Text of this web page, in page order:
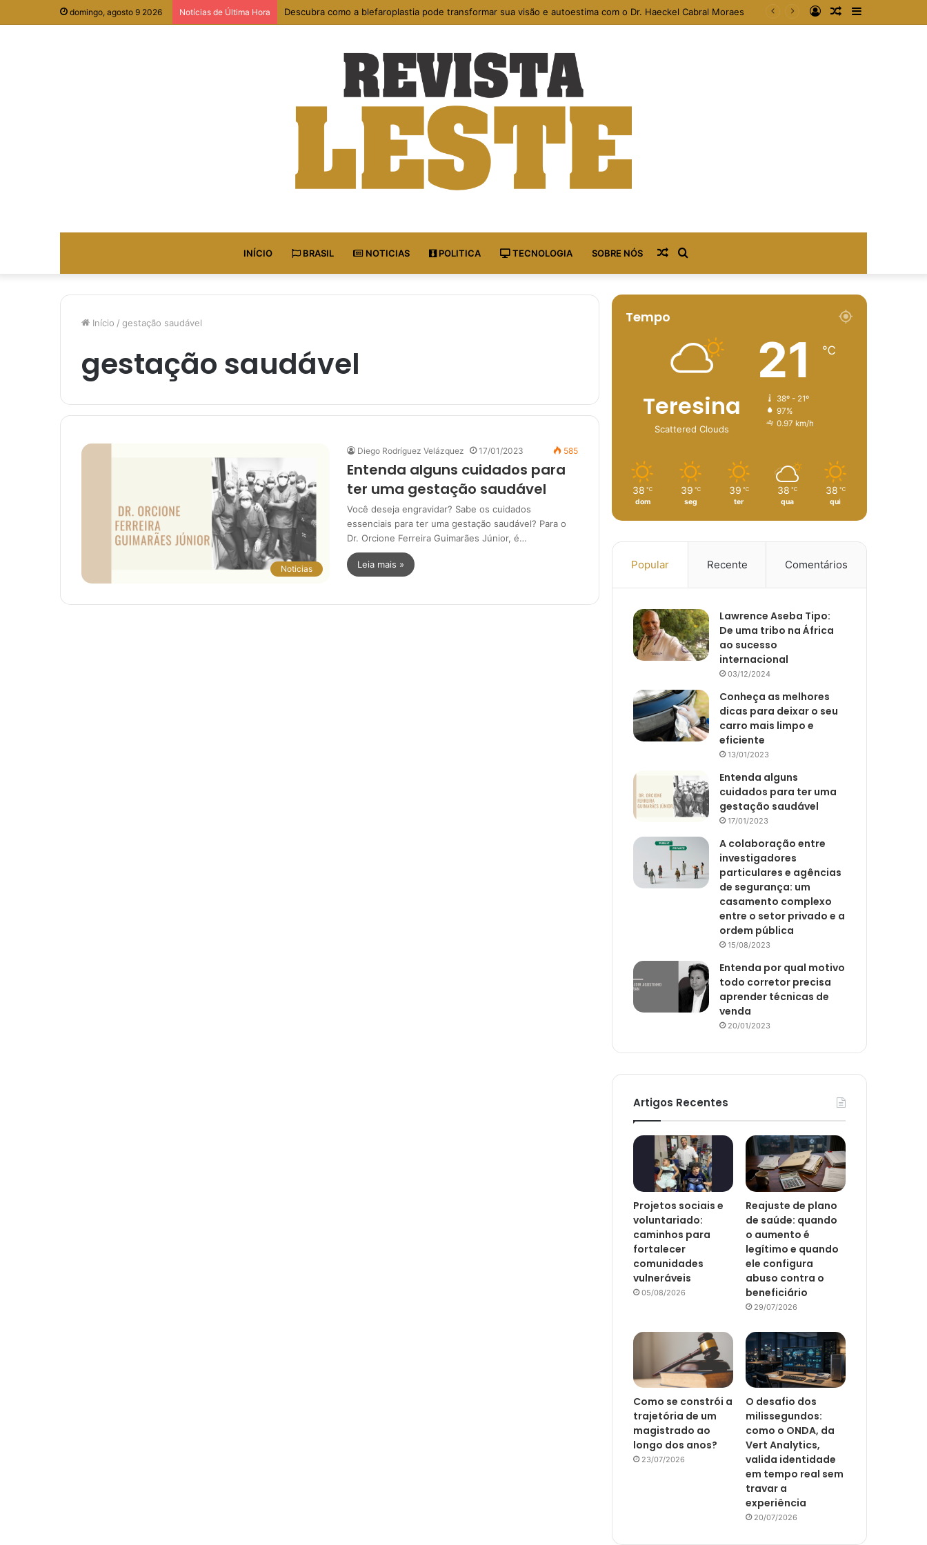
domingo, agosto 9 2026 Notícias de Última Hora Descubra como a blefaroplastia pode transformar sua visão e autoestima com o Dr. Haeckel Cabral Moraes
Artigo
Entrar
INÍCIO BRASIL NOTICIAS POLITICA TECNOLOGIA SOBRE NÓS
por
Artigo
aleatório
Início / gestação saudável
gestação saudável
Noticias
Diego Rodríguez Velázquez 17/01/2023 585
Entenda alguns cuidados para
ter uma gestação saudável
Você deseja engravidar? Sabe os cuidados
essenciais para ter uma gestação saudável? Para o
Dr. Orcione Ferreira Guimarães Júnior, é…
Leia mais »
Tempo
Teresina
Scattered Clouds
21 ℃
38º - 21º
97%
0.97 km/h
38 ℃
dom
39 ℃
seg
39 ℃
ter
38 ℃
qua
38 ℃
qui
Popular Recente Comentários
Lawrence Aseba Tipo:
De uma tribo na África
ao sucesso
internacional
03/12/2024
Conheça as melhores
dicas para deixar o seu
carro mais limpo e
eficiente
13/01/2023
Entenda alguns
cuidados para ter uma
gestação saudável
17/01/2023
A colaboração entre
investigadores
particulares e agências
de segurança: um
casamento complexo
entre o setor privado e a
ordem pública
15/08/2023
Entenda por qual motivo
todo corretor precisa
aprender técnicas de
venda
20/01/2023
Artigos Recentes
Projetos sociais e
voluntariado:
caminhos para
fortalecer
comunidades
vulneráveis
05/08/2026
Reajuste de plano
de saúde: quando
o aumento é
legítimo e quando
ele configura
abuso contra o
beneficiário
29/07/2026
Como se constrói a
trajetória de um
magistrado ao
longo dos anos?
23/07/2026
O desafio dos
milissegundos:
como o ONDA, da
Vert Analytics,
valida identidade
em tempo real sem
travar a
experiência
20/07/2026